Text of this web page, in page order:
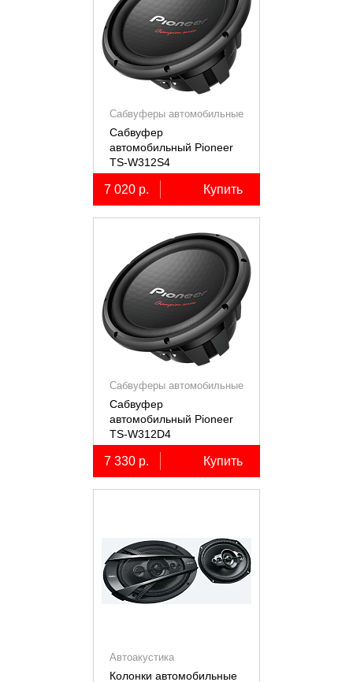
Сабвуферы автомобильные
Сабвуфер
автомобильный Pioneer
TS-W312S4
7 020 р. Купить
Сабвуферы автомобильные
Сабвуфер
автомобильный Pioneer
TS-W312D4
7 330 р. Купить
Автоакустика
Колонки автомобильные